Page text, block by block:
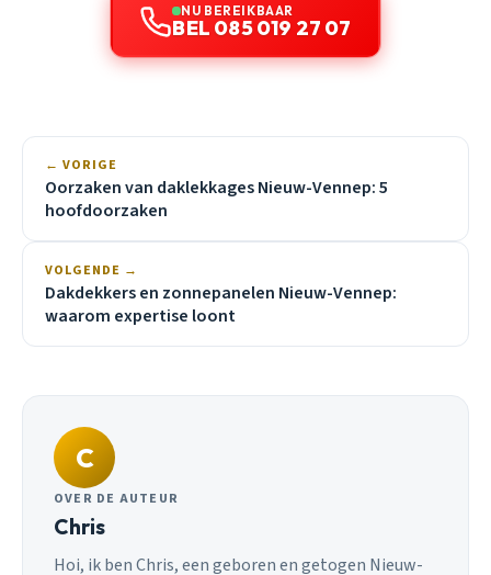
NU BEREIKBAAR
BEL 085 019 27 07
← VORIGE
Oorzaken van daklekkages Nieuw-Vennep: 5
hoofdoorzaken
VOLGENDE →
Dakdekkers en zonnepanelen Nieuw-Vennep:
waarom expertise loont
C
OVER DE AUTEUR
Chris
Hoi, ik ben Chris, een geboren en getogen Nieuw-